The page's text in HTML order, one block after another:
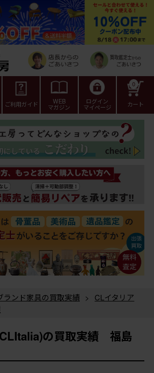
ご利用ガイド WEB
マガジン
ログイン
マイページ カート
0
ランド家具の買取実績 >
CLイタリア
の買取実績 福島